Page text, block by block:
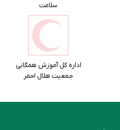
سلامت
اداره کل آموزش همگانی
جمعیت هلال احمر